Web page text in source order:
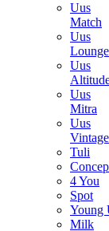
Uus
Match
Uus
Lounge
Uus
Uus
Mitra
Uus
Vintage
Tuli
4 You
Spot
Young
Milk